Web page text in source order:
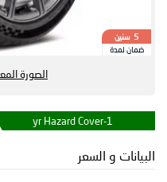
5 سنين
ضمان لمدة
الصورة
1-yr Hazard Cover
البيانات و السعر